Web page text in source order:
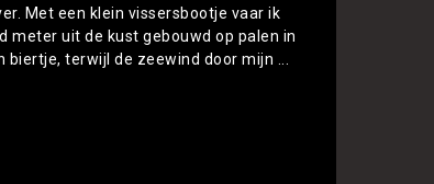
Met een klein vissersbootje vaar ik
meter uit de kust gebouwd op palen in
terwijl de zeewind door mijn ...